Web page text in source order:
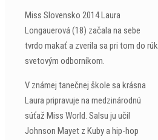
Miss Slovensko 2014 Laura
Longauerová (18) začala na sebe
tvrdo makať a zverila sa pri tom do rúk
svetovým odborníkom.
V známej tanečnej škole sa krásna
Laura pripravuje na medzinárodnú
súťaž Miss World. Salsu ju učil
Johnson Mayet z Kuby a hip-hop